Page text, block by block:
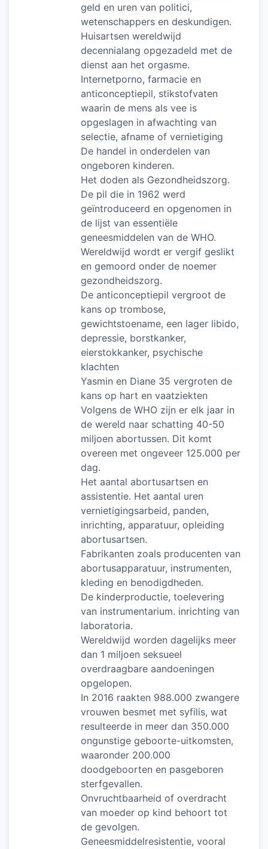
geld en uren van politici,
wetenschappers en deskundigen.
Huisartsen wereldwijd
decennialang opgezadeld met de
dienst aan het orgasme.
Internetporno, farmacie en
anticonceptiepil, stikstofvaten
waarin de mens als vee is
opgeslagen in afwachting van
selectie, afname of vernietiging
De handel in onderdelen van
ongeboren kinderen.
Het doden als Gezondheidszorg.
De pil die in 1962 werd
geïntroduceerd en opgenomen in
de lijst van essentiële
geneesmiddelen van de WHO.
Wereldwijd wordt er vergif geslikt
en gemoord onder de noemer
gezondheidszorg.
De anticonceptiepil vergroot de
kans op trombose,
gewichtstoename, een lager libido,
depressie, borstkanker,
eierstokkanker, psychische
klachten
Yasmin en Diane 35 vergroten de
kans op hart en vaatziekten
Volgens de WHO zijn er elk jaar in
de wereld naar schatting 40-50
miljoen abortussen. Dit komt
overeen met ongeveer 125.000 per
dag.
Het aantal abortusartsen en
assistentie. Het aantal uren
vernietigingsarbeid, panden,
inrichting, apparatuur, opleiding
abortusartsen.
Fabrikanten zoals producenten van
abortusapparatuur, instrumenten,
kleding en benodigdheden.
De kinderproductie, toelevering
van instrumentarium. inrichting van
laboratoria.
Wereldwijd worden dagelijks meer
dan 1 miljoen seksueel
overdraagbare aandoeningen
opgelopen.
In 2016 raakten 988.000 zwangere
vrouwen besmet met syfilis, wat
resulteerde in meer dan 350.000
ongunstige geboorte-uitkomsten,
waaronder 200.000
doodgeboorten en pasgeboren
sterfgevallen.
Onvruchtbaarheid of overdracht
van moeder op kind behoort tot
de gevolgen.
Geneesmiddelresistentie, vooral